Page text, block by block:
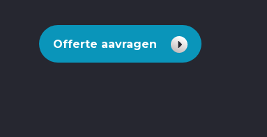
Offerte aavragen